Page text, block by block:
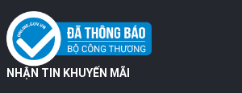
NHẬN TIN KHUYẾN MÃI